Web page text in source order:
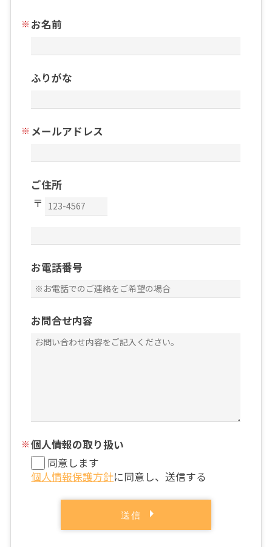
お名前
ふりがな
メールアドレス
ご住所
お電話番号
お問合せ内容
個人情報の取り扱い
同意します
個人情報保護方針に同意し、送信する